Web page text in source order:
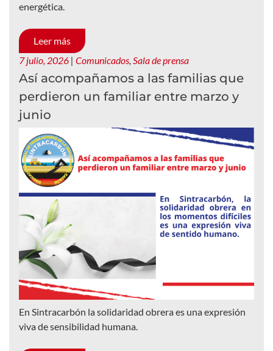
energética.
Leer más
7 julio, 2026 | Comunicados, Sala de prensa
Así acompañamos a las familias que
perdieron un familiar entre marzo y
junio
En Sintracarbón la solidaridad obrera es una expresión
viva de sensibilidad humana.